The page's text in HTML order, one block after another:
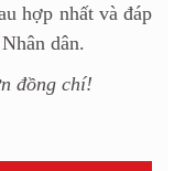
hợp nhất và đáp
dân.
đồng chí!